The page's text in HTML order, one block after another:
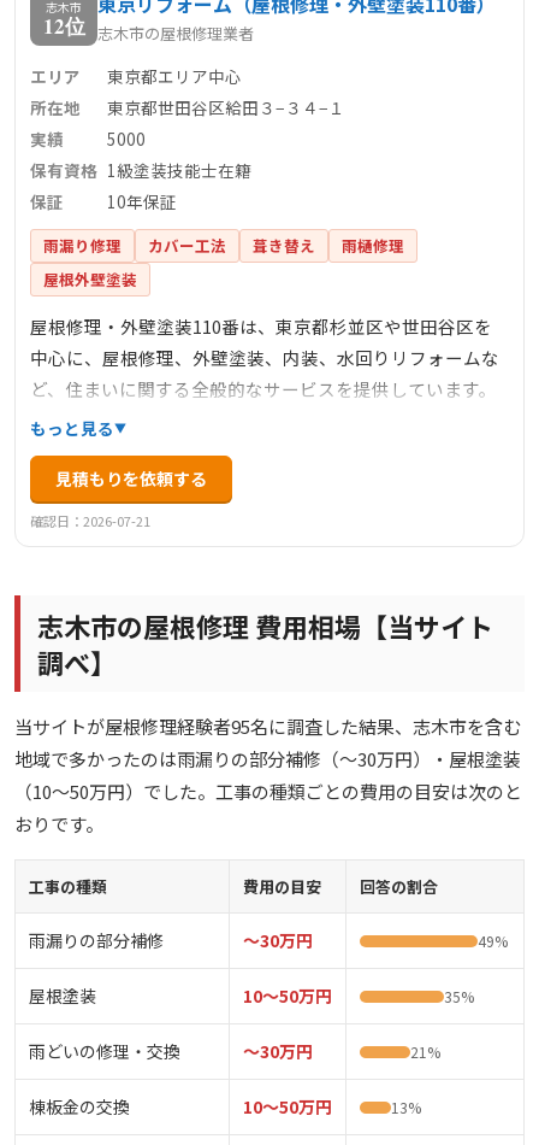
志木市
12位 志木市の屋根修理業者
エリア
東京都エリア中心
所在地
東京都世田谷区給田３−３４−１
実績
5000
保有資格 1級塗装技能士在籍
保証
10年保証
雨漏り修理 カバー工法 葺き替え
雨樋修理
屋根外壁塗装
屋根修理・外壁塗装110番は、東京都杉並区や世田谷区を
中心に、屋根修理、外壁塗装、内装、水回りリフォームな
ど、住まいに関する全般的なサービスを提供しています。
見積・点検・調査は無料で、迅速な対応と職人価格を特徴
としています。1級塗装技能士や建築板金技能士が在籍して
おり、安心の工事とアフターフォローに力を入れていま
す。工事後のお客様との長期的なお付き合いを大切にして
おり、リピーターや紹介による依頼が多いことも信頼の証
もっと見る
見積もりを依頼する
確認日：2026-07-21
志木市の屋根修理 費用相場【当サイト
調べ】
当サイトが屋根修理経験者95名に調査した結果、志木市を含む
地域で多かったのは雨漏りの部分補修（〜30万円）・屋根塗装
（10〜50万円）でした。工事の種類ごとの費用の目安は次のと
おりです。
工事の種類 費用の目安 回答の割合
雨漏りの部分補修 〜30万円 49%
屋根塗装 10〜50万円 35%
雨どいの修理・交換 〜30万円 21%
棟板金の交換 10〜50万円 13%